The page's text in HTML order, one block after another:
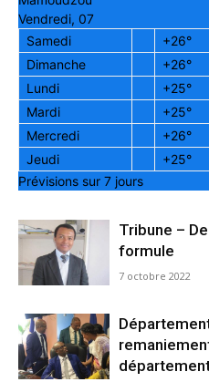
Vendredi, 07
Samedi
+26°
Dimanche
+26°
Lundi
+25°
Mardi
+25°
Mercredi
+26°
Jeudi
+25°
Prévisions sur 7 jours
Tribune –
formule
7 octobre 2022